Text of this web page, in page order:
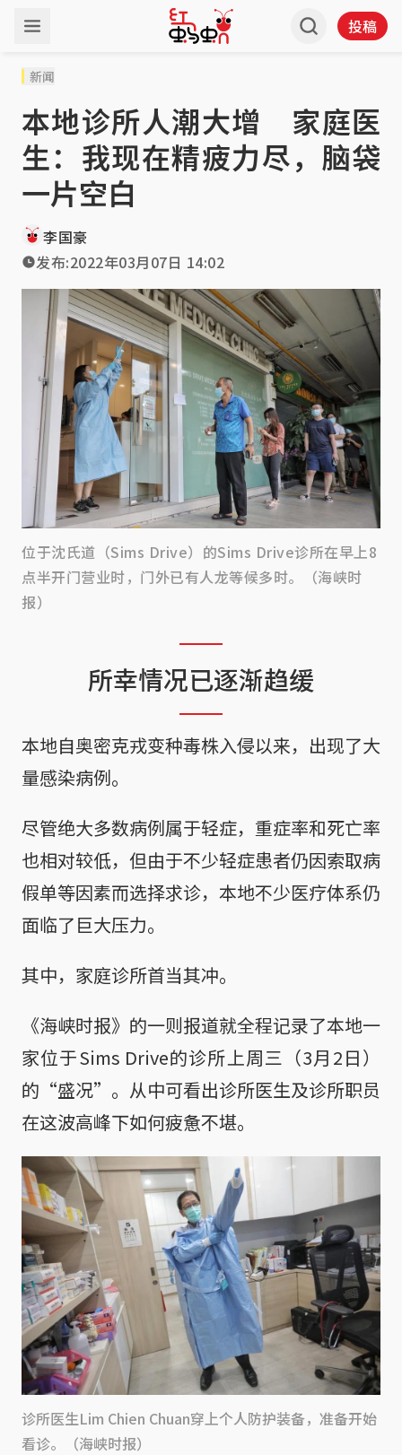
投稿
新闻
本地诊所人潮大增 家庭医
生：我现在精疲力尽，脑袋
一片空白
李国豪
发布:2022年03月07日 14:02
位于沈氏道（Sims Drive）的Sims Drive诊所在早上8
点半开门营业时，门外已有人龙等候多时。（海峡时
报）
所幸情况已逐渐趋缓
本地自奥密克戎变种毒株入侵以来，出现了大
量感染病例。
尽管绝大多数病例属于轻症，重症率和死亡率
也相对较低，但由于不少轻症患者仍因索取病
假单等因素而选择求诊，本地不少医疗体系仍
面临了巨大压力。
其中，家庭诊所首当其冲。
《海峡时报》的一则报道就全程记录了本地一
家位于Sims Drive的诊所上周三（3月2日）
的“盛况”。从中可看出诊所医生及诊所职员
在这波高峰下如何疲惫不堪。
诊所医生Lim Chien Chuan穿上个人防护装备，准备开始
看诊。（海峡时报）